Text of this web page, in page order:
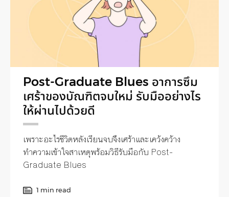
Post-Graduate Blues อาการซึม
เศร้าของบัณฑิตจบใหม่ รับมืออย่างไร
ให้ผ่านไปด้วยดี
เพราะอะไรชีวิตหลังเรียนจบจึงเศร้าและเคว้งคว้าง
ทำความเข้าใจสาเหตุพร้อมวิธีรับมือกับ Post-
Graduate Blues
1 min read